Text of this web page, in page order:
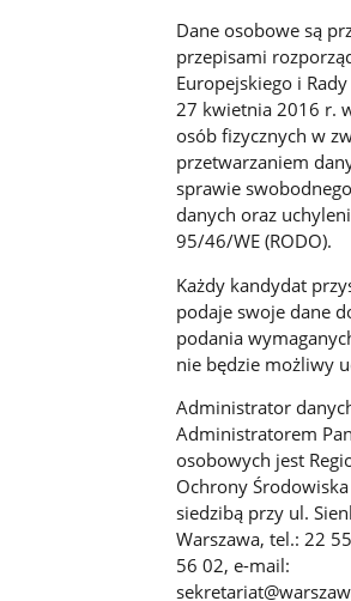
Dane osobowe są
przepisami
Europejskiego i
27 kwietnia 2016 r.
osób fizycznych w
przetwarzaniem
sprawie
danych oraz
95/46/WE (RODO).
Każdy kandydat
podaje swoje dane
podania
nie będzie możliwy
Administrator
Administratorem
osobowych jest
Ochrony
siedzibą przy ul.
Warszawa, tel.: 22
56 02, e-mail: